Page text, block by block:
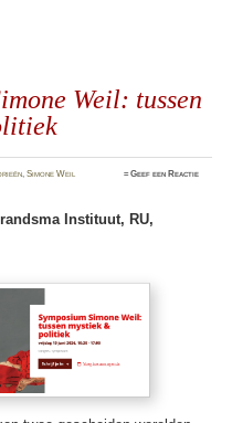
Weil: tussen
,Simone Weil ≈Geef een Reactie
Instituut, RU,